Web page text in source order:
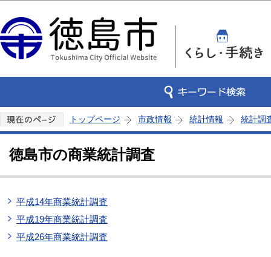
トップページ 市政情報 統計情報 統計調
徳島市の商業統計調査
平成14年商業統計調査
平成19年商業統計調査
平成26年商業統計調査